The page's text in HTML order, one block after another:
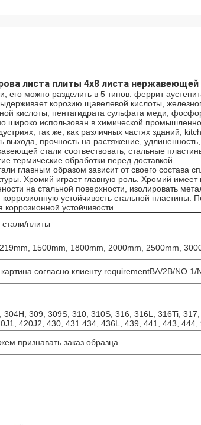
листа плиты 4x8 листа нержавеющей
его можно разделить в 5 типов: феррит
корозию щавелевой кислоты,
кислоты, пентагидрата сульфата меди,
широко использован в химической
так же, как различных частях зданий,
прочность на растяжение, удлиненность,
стали соотвествовать, стальные
термические обработки перед доставкой.
главным образом зависит от своего состава
Хромий играет главную роль. Хромий имеет
на стальной поверхности, изолировать
устойчивость стальной пластины.
устойчивости.
плиты
1500mm, 1800mm, 2000mm, 2500mm,
согласно клиенту requirementBA/2B/NO.1/
304H, 309, 309S, 310, 310S, 316, 316L, 316Ti, 317,
420J2, 430, 431 434, 436L, 439, 441, 443,
признавать заказ образца.